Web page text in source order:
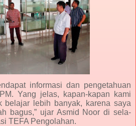
informasi dan pengetahuan
Yang jelas, kapan-kapan kami
belajar lebih banyak, karena saya
bagus,” ujar Asmid Noor di sela-
TEFA Pengolahan.